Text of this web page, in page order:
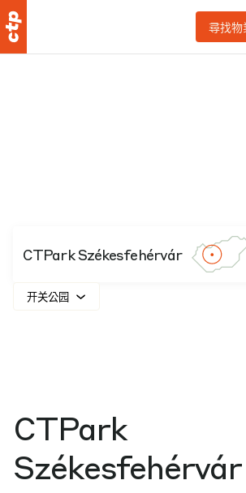
尋找物
CTPark Székesfehérvár
开关公园
CTPark
Székesfehérvár